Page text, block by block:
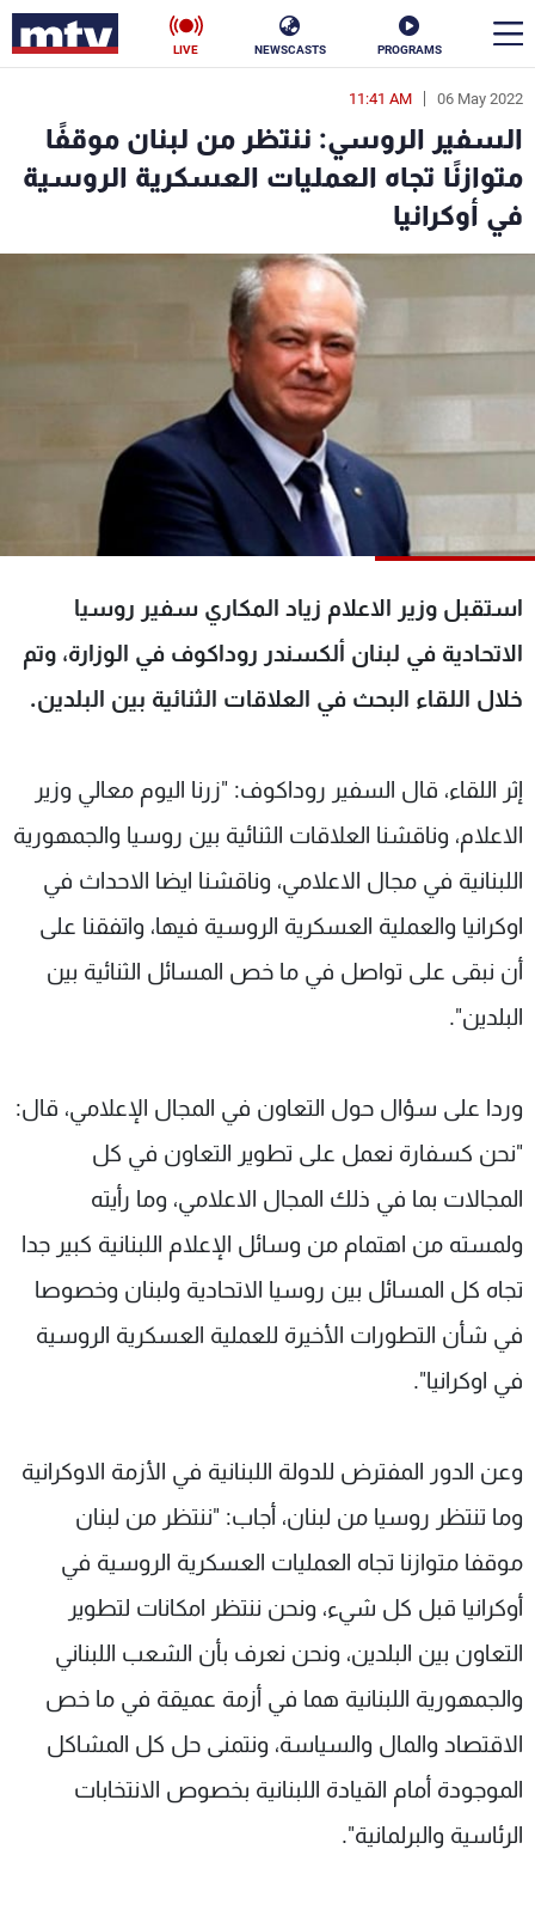
PROGRAMS
NEWSCASTS
LIVE
06 May 2022
11:41 AM
السفير الروسي: ننتظر من لبنان موقفًا
متوازنًا تجاه العمليات العسكرية الروسية
في أوكرانيا
استقبل وزير الاعلام زياد المكاري سفير روسيا
الاتحادية في لبنان ألكسندر روداكوف في الوزارة، وتم
خلال اللقاء البحث في العلاقات الثنائية بين البلدين.
إثر اللقاء، قال السفير روداكوف: "زرنا اليوم معالي وزير
الاعلام، وناقشنا العلاقات الثنائية بين روسيا والجمهورية
اللبنانية في مجال الاعلامي، وناقشنا ايضا الاحداث في
اوكرانيا والعملية العسكرية الروسية فيها، واتفقنا على
أن نبقى على تواصل في ما خص المسائل الثنائية بين
البلدين".
وردا على سؤال حول التعاون في المجال الإعلامي، قال:
"نحن كسفارة نعمل على تطوير التعاون في كل
المجالات بما في ذلك المجال الاعلامي، وما رأيته
ولمسته من اهتمام من وسائل الإعلام اللبنانية كبير جدا
تجاه كل المسائل بين روسيا الاتحادية ولبنان وخصوصا
في شأن التطورات الأخيرة للعملية العسكرية الروسية
في اوكرانيا".
وعن الدور المفترض للدولة اللبنانية في الأزمة الاوكرانية
وما تنتظر روسيا من لبنان، أجاب: "ننتظر من لبنان
موقفا متوازنا تجاه العمليات العسكرية الروسية في
أوكرانيا قبل كل شيء، ونحن ننتظر امكانات لتطوير
التعاون بين البلدين، ونحن نعرف بأن الشعب اللبناني
والجمهورية اللبنانية هما في أزمة عميقة في ما خص
الاقتصاد والمال والسياسة، ونتمنى حل كل المشاكل
الموجودة أمام القيادة اللبنانية بخصوص الانتخابات
الرئاسية والبرلمانية".
en
الأخبار
سياسة
فن
رياضة
البرامج
جدول البرامج
شاهد البرامج
الترددات
الإنـتـاج
وظائف
تواصل معنا